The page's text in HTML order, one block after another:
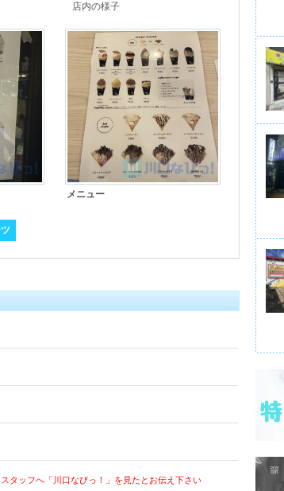
店内の様子
メニュー
タッフへ「川口なびっ！」を見たとお伝え下さい